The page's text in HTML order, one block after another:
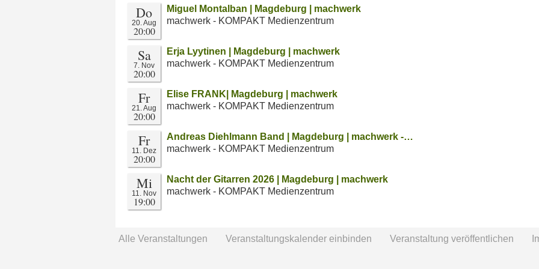
Do
20. Aug
20:00
Miguel Montalban | Magdeburg | machwerk
machwerk - KOMPAKT Medienzentrum
Sa
7. Nov
20:00
Erja Lyytinen | Magdeburg | machwerk
machwerk - KOMPAKT Medienzentrum
Fr
21. Aug
20:00
Elise FRANK| Magdeburg | machwerk
machwerk - KOMPAKT Medienzentrum
Fr
11. Dez
20:00
Andreas Diehlmann Band | Magdeburg | machwerk -…
machwerk - KOMPAKT Medienzentrum
Mi
11. Nov
19:00
Nacht der Gitarren 2026 | Magdeburg | machwerk
machwerk - KOMPAKT Medienzentrum
Alle Veranstaltungen Veranstaltungskalender einbinden Veranstaltung veröffentlichen